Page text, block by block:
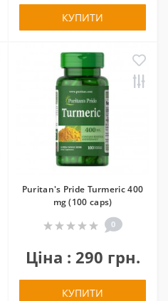
КУПИТИ
Puritan's Pride Turmeric 400
mg (100 caps)
0
Ціна : 290 грн.
КУПИТИ